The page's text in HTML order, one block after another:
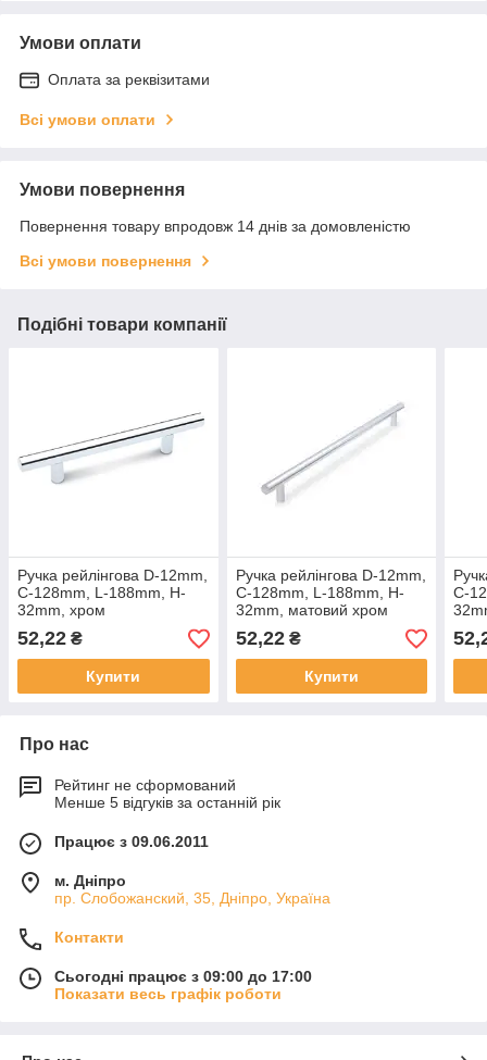
Умови оплати
Оплата за реквізитами
Всі умови оплати
Умови повернення
Повернення товару впродовж 14 днів за домовленістю
Всі умови повернення
Подібні товари компанії
Ручка рейлінгова D-12mm,
C-128mm, L-188mm, H-
32mm, хром
52,22 ₴
Купити
Ручка рейлінгова D-12mm,
C-128mm, L-188mm, H-
32mm, матовий хром
(алюміній)
52,22₴
Купити
C-
Про нас
Рейтинг не сформований
Менше 5 відгуків за останній рік
Працює з 09.06.2011
м. Дніпро
пр. Слобожанский, 35, Дніпро, Україна
Контакти
Сьогодні працює з 09:00 до 17:00
Показати весь графік роботи